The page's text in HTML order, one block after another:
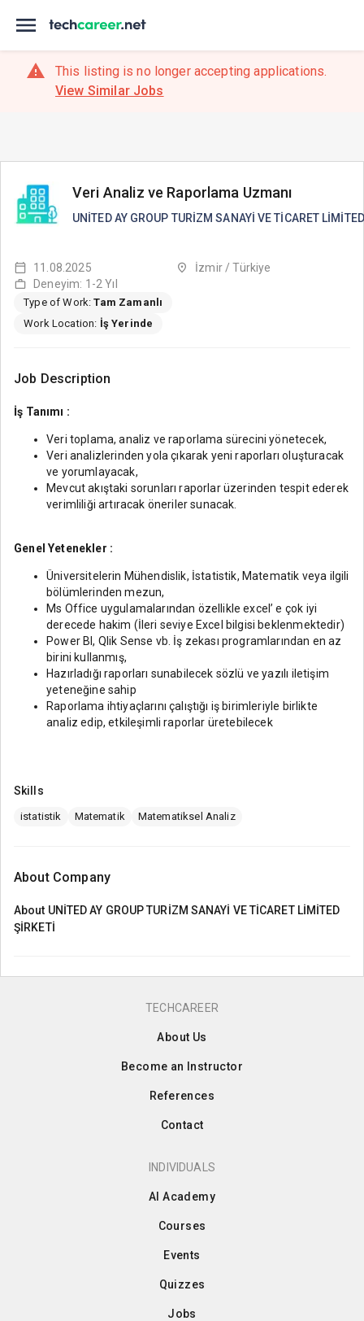
This listing is no longer accepting applications.
View Similar Jobs
Veri Analiz ve Raporlama Uzmanı
UNİTED AY GROUP TURİZM SANAYİ VE TİCARET
11.08.2025
İzmir / Türkiye
Deneyim: 1-2 Yıl
Type of Work:Tam Zamanlı
Work Location: İş Yerinde
Job Description
İş Tanımı :
Veri toplama, analiz ve raporlama sürecini yönetecek,
Veri analizlerinden yola çıkarak yeni raporları oluşturacak
ve yorumlayacak,
Mevcut akıştaki sorunları raporlar üzerinden tespit ederek
verimliliği artıracak öneriler sunacak.
Genel Yetenekler :
Üniversitelerin Mühendislik, İstatistik, Matematik veya ilgili
bölümlerinden mezun,
Ms Office uygulamalarından özellikle excel’ e çok iyi
derecede hakim (İleri seviye Excel bilgisi beklenmektedir)
Power BI, Qlik Sense vb. İş zekası programlarından en az
birini kullanmış,
Hazırladığı raporları sunabilecek sözlü ve yazılı iletişim
yeteneğine sahip
Raporlama ihtiyaçlarını çalıştığı iş birimleriyle birlikte
analiz edip, etkileşimli raporlar üretebilecek
Skills
istatistik Matematik Matematiksel Analiz
About Company
About UNİTED AY GROUP TURİZM SANAYİ VE TİCARET LİMİTED
ŞİRKETİ
TECHCAREER
About Us
Become an Instructor
References
Contact
INDIVIDUALS
AI Academy
Courses
Events
Quizzes
Jobs